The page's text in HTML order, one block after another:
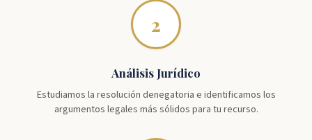
2
Análisis Jurídico
Estudiamos la resolución denegatoria e identificamos los
argumentos legales más sólidos para tu recurso.